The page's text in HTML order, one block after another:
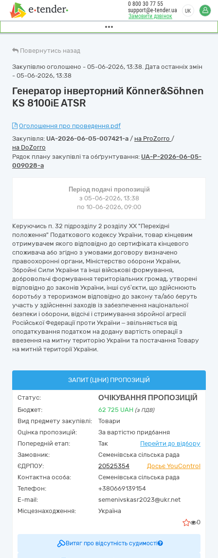
Замовити дзвінок
0 800 30 77 55
support@e-tender.ua
UK
Повернутись назад
Закупівлю оголошено - 05-06-2026, 13:38. Дата останніх змін
- 05-06-2026, 13:38
Генератор інверторний Könner&Söhnen
KS 8100iE ATSR
Оголошення про проведення.pdf
Закупівля: UA-2026-06-05-007421-a / на ProZorro /
на DoZorro
Рядок плану закупівлі та обґрунтування: UA-P-2026-06-05-
009028-a
Період подачі пропозицій
з 05-06-2026, 13:38
по 10-06-2026, 09:00
Керуючись п. 32 пiдроздiлу 2 роздiлу XX "Перехiднi
положення" Податкового кодексу України, товар кінцевим
отримувачем якого відповідно до сертифіката кінцевого
споживача або згідно з умовами договору визначено
правоохоронні органи, Міністерство оборони України,
Збройні Сили України та інші військові формування,
добровольчі формування територіальних громад, утворені
відповідно до законів України, інші суб’єкти, що здійснюють
боротьбу з тероризмом відповідно до закону та/або беруть
участь у здійсненні заходів із забезпечення національної
безпеки і оборони, відсічі і стримування збройної агресії
Російської Федерації проти України – звільняється від
оподаткування податком на додану вартість операції з
ввезення на митну територію України та постачання Товару
на митній території України.
ЗАПИТ (ЦІНИ) ПРОПОЗИЦІЙ
Статус: ОЧІКУВАННЯ ПРОПОЗИЦІЙ
Бюджет: 62 725 UAH (з ПДВ)
Вид предмету закупівлі:
Товари
Оцінка пропозицій:
За вартістю придбання
Попередній етап:
Так
Перейти до відбору
Замовник:
Семенівська сільська рада
ЄДРПОУ:
20525354
Досьє YouControl
Контактна особа:
Семенівська сільська рада
Телефон:
+380669139154
E-mail:
semenivskasr2023@ukr.net
Місцезнаходження:
Україна
0
Витяг про відсутність судимості